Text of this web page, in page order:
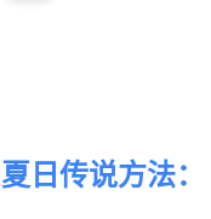
夏日传说方法：